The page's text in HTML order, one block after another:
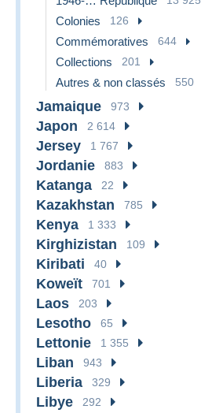
Colonies 126
Commémoratives 644
Collections 201
Autres & non classés 550
Jamaique 973
Japon 2 614
Jersey 1 767
Jordanie 883
Katanga 22
Kazakhstan 785
Kenya 1 333
Kirghizistan 109
Kiribati 40
Koweït 701
Laos 203
Lesotho 65
Lettonie 1 355
Liban 943
Liberia 329
Libye 292